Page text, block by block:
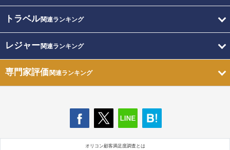
トラベル関連ランキング
レジャー関連ランキング
専門家評価関連ランキング
オリコン顧客満足度調査とは